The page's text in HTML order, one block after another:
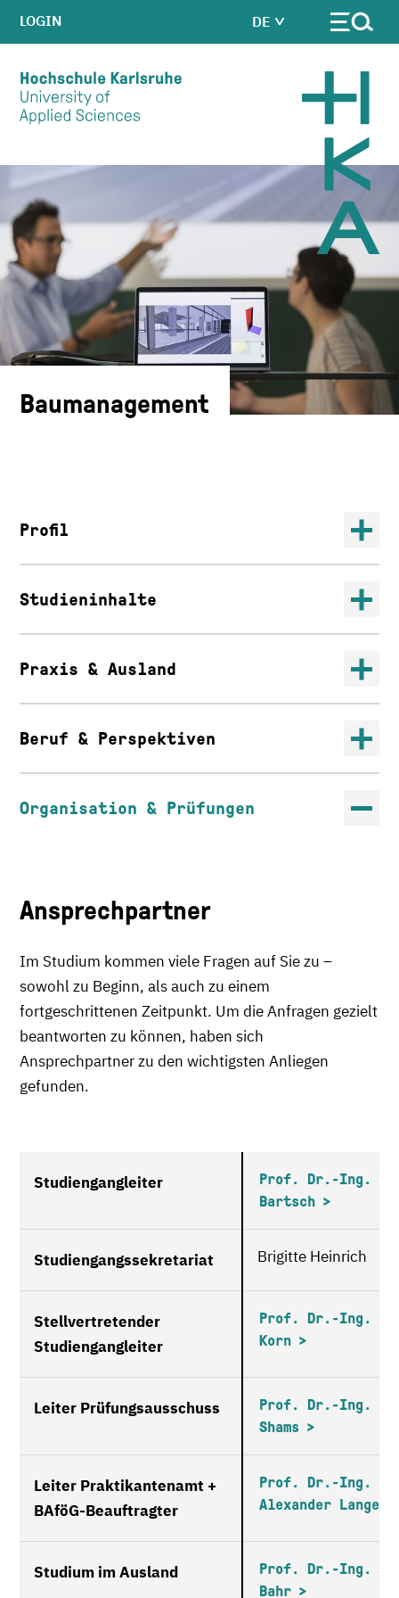
Skip to main content
DE
LOGIN
Baumanagement
Profil
Studieninhalte
Praxis & Ausland
Beruf & Perspektiven
Organisation & Prüfungen
Ansprechpartner
Im Studium kommen viele Fragen auf Sie zu –
sowohl zu Beginn, als auch zu einem
fortgeschrittenen Zeitpunkt. Um die Anfragen gezielt
beantworten zu können, haben sich
Ansprechpartner zu den wichtigsten Anliegen
gefunden.
Studiengangleiter
Prof. Dr.-Ing.
Bartsch
Studiengangssekretariat Brigitte Heinrich
Stellvertretender
Studiengangleiter
Prof. Dr.-Ing.
Korn
Leiter Prüfungsausschuss
Prof. Dr.-Ing.
Shams
Leiter Praktikantenamt +
BAföG-Beauftragter
Prof. Dr.-Ing.
Alexander Lange
Studium im Ausland
Prof. Dr.-Ing.
Bahr